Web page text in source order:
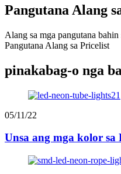
Pangutana Alang
Alang sa mga pangutana
Pangutana Alang sa Pricelist
pinakabag-o nga
05/11/22
Unsa ang mga kolor